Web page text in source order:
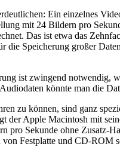
Ein einzelnes
mit 24 Bildern pro
Das ist etwa das
die Speicherung großer
ist zwingend notwendig,
könnte man die
zu können, sind ganz
der Apple Macintosh mit
pro Sekunde ohne Zusatz-
Festplatte und CD-